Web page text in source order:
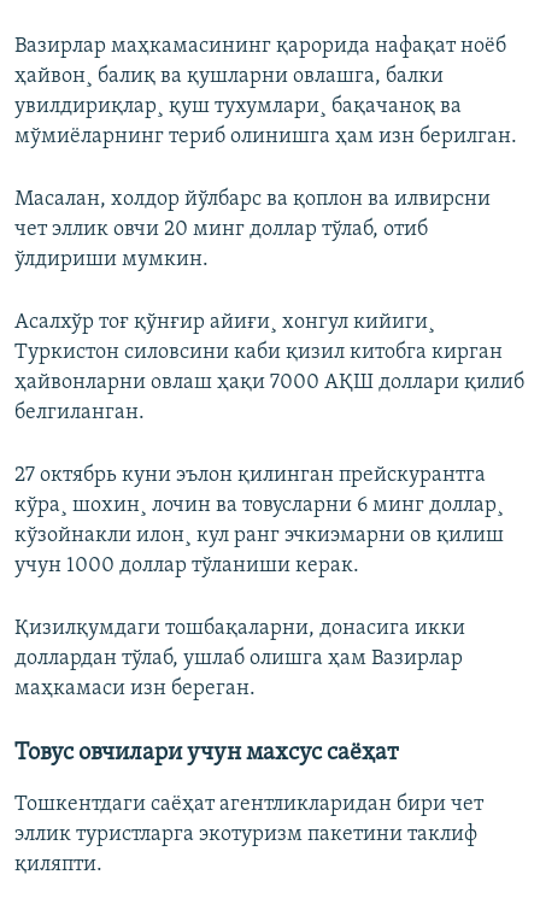
Вазирлар маҳкамасининг қарорида нафақат ноëб
ҳайвон¸ балиқ ва қушларни овлашга, балки
увилдириқлар¸ қуш тухумлари¸ бақачаноқ ва
мўмиëларнинг териб олинишга ҳам изн берилган.
Масалан, холдор йўлбарс ва қоплон ва илвирсни
чет эллик овчи 20 минг доллар тўлаб, отиб
ўлдириши мумкин.
Асалхўр тоғ қўнғир айиғи¸ хонгул кийиги¸
Туркистон силовсини каби қизил китобга кирган
ҳайвонларни овлаш ҳақи 7000 АҚШ доллари қилиб
белгиланган.
27 октябрь куни эълон қилинган прейскурантга
кўра¸ шохин¸ лочин ва товусларни 6 минг доллар¸
кўзойнакли илон¸ кул ранг эчкиэмарни ов қилиш
учун 1000 доллар тўланиши керак.
Қизилқумдаги тошбақаларни, донасига икки
доллардан тўлаб, ушлаб олишга ҳам Вазирлар
маҳкамаси изн береган.
Товус овчилари учун махсус саëҳат
Тошкентдаги саëҳат агентликларидан бири чет
эллик туристларга экотуризм пакетини таклиф
қиляпти.